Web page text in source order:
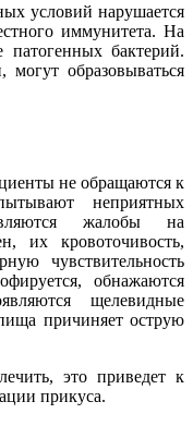
условий нарушается
иммунитета. На
патогенных бактерий.
могут образовываться
не обращаются к
неприятных
жалобы на
их кровоточивость,
чувствительность
обнажаются
щелевидные
причиняет острую
это приведет к
прикуса.